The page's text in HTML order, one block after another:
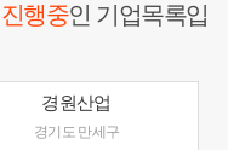
행중인 기업목록입
경원산업
경기도 만세구